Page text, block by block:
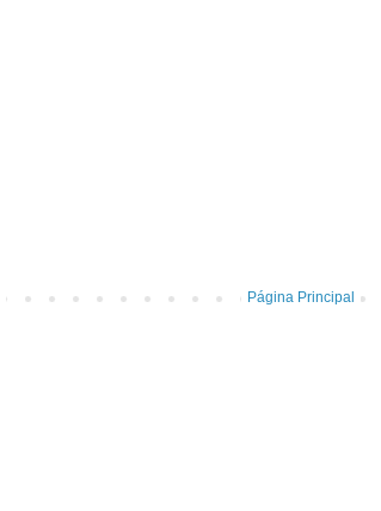
Página Principal